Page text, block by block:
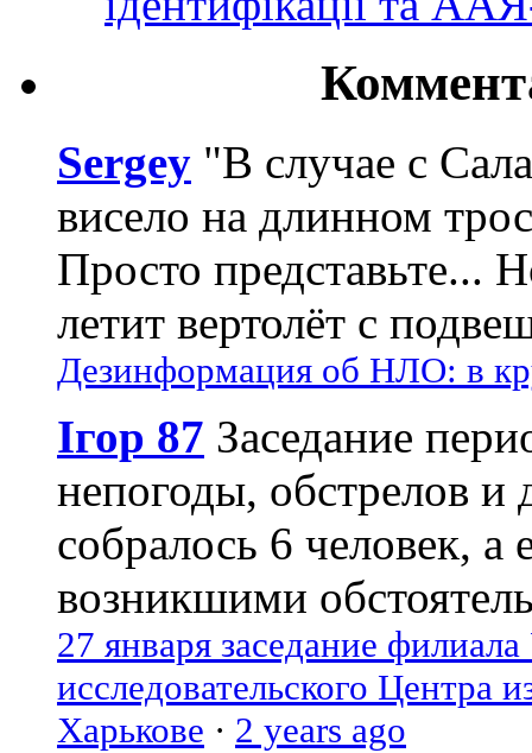
Sergey "В случае с
висело на длинном
Просто представьте...
летит вертолёт с
Дезинформация об НЛО: в
Ігор 87 Заседание
непогоды, обстрелов и
собралось 6 человек, а
возникшими
27 января заседание
исследовательского Центра
Харькове · 2 years ago